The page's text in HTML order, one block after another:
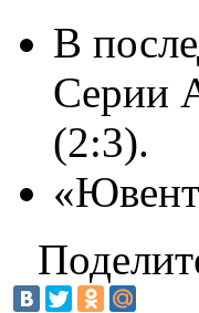
В
Серии
(2:3).